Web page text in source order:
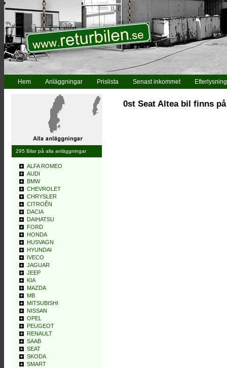
Hem Anläggningar Prislista Senast inkommet Efterlysning
0st Seat Altea bil finns
295 Bilar på alla anläggningar
ALFA ROMEO
AUDI
BMW
CHEVROLET
CHRYSLER
CITROÊN
DACIA
DAIHATSU
FORD
HONDA
HUSVAGN
HYUNDAI
IVECO
JAGUAR
JEEP
KIA
MAZDA
MB
MITSUBISHI
NISSAN
OPEL
PEUGEOT
RENAULT
SAAB
SEAT
SKODA
SMART